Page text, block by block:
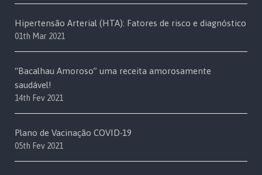
Hipertensão Arterial (HTA): Fatores de risco e diagnóstico
01th Mar 2021
“Bacalhau Amoroso” uma receita amorosamente
saudável!
14th Fev 2021
Plano de Vacinação COVID-19
05th Fev 2021